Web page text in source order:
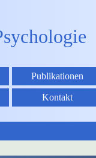
Publikationen
Kontakt